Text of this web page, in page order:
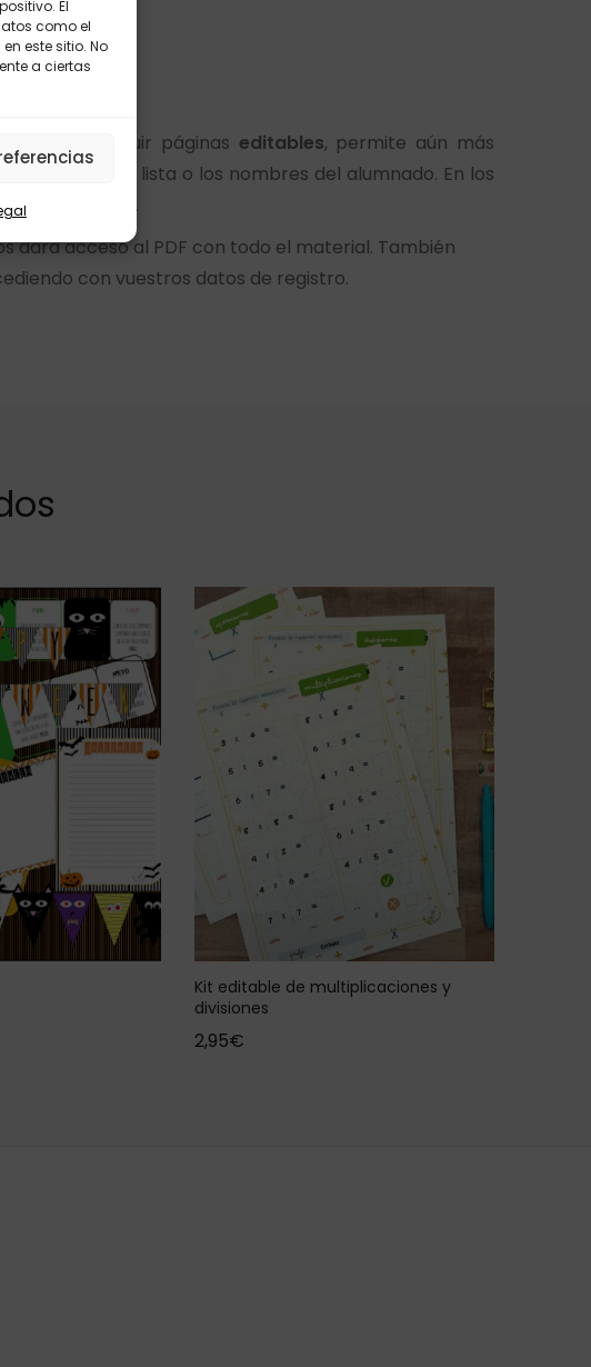
El
como el
este sitio. No
a ciertas
Además el incluir páginas editables, permite aún más
números de lista o los nombres del alumnado. En los
en clase.
dará acceso al PDF con todo el material. También
con vuestros datos de registro.
Kit editable de multiplicaciones y
divisiones
2,95€